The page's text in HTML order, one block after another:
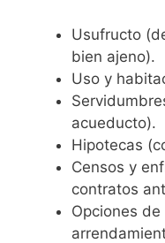
Usufructo
bien ajeno).
Uso y
acueducto).
Hipotecas
Censos y
contratos
Opciones